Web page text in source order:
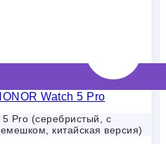
Pro (серебристый, с
китайская версия)